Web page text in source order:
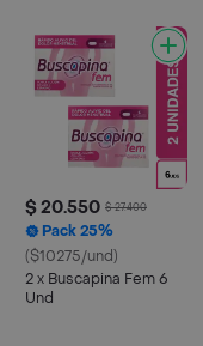
$ 20.550 $ 27.400
Pack 25%
($10275/und)
2 x Buscapina Fem 6
Und